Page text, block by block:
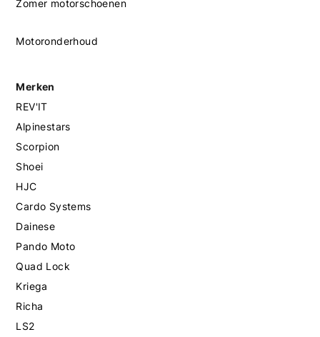
Zomer motorschoenen
Motoronderhoud
Merken
REV'IT
Alpinestars
Scorpion
Shoei
HJC
Cardo Systems
Dainese
Pando Moto
Quad Lock
Kriega
Richa
LS2